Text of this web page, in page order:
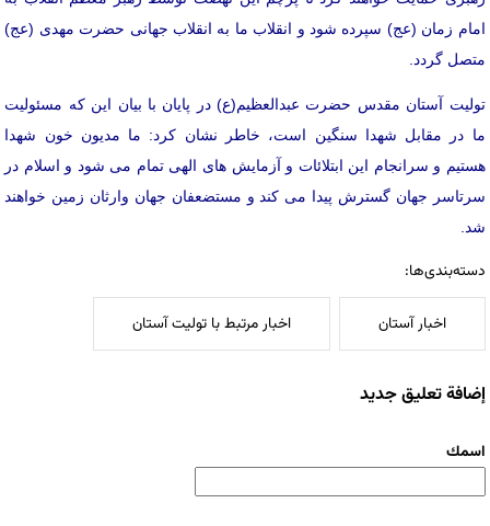
امام زمان (عج) سپرده شود و انقلاب ما به انقلاب جهانی حضرت مهدی (عج)
متصل گردد.
تولیت آستان مقدس حضرت عبدالعظیم(ع) در پایان با بیان این که مسئولیت
ما در مقابل شهدا سنگین است، خاطر نشان کرد: ما مدیون خون شهدا
هستیم و سرانجام این ابتلائات و آزمایش های الهی تمام می شود و اسلام در
سرتاسر جهان گسترش پیدا می کند و مستضعفان جهان وارثان زمین خواهند
شد.
دسته‌بندی‌ها:
اخبار آستان اخبار مرتبط با تولیت آستان
إضافة تعليق جديد
‏اسمك ‏